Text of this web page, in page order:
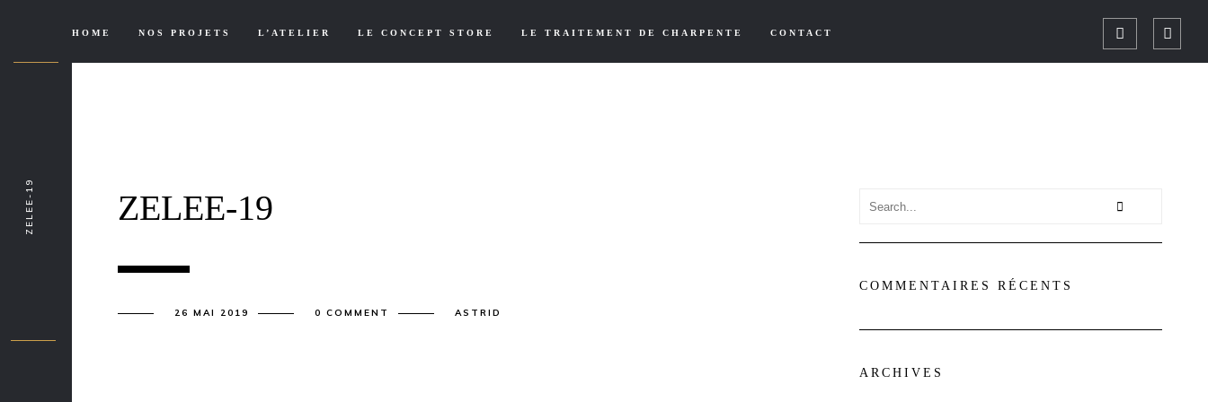
HOME NOS PROJETS L’ATELIER LE CONCEPT STORE LE TRAITEMENT DE CHARPENTE CONTACT
ZELEE-19
26 MAI 2019 0 COMMENT ASTRID
COMMENTAIRES RÉCENTS
ARCHIVES
ZELEE-19